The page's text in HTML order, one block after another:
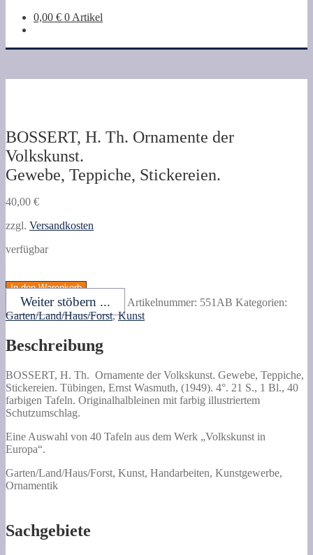
0,00 € 0 Artikel
BOSSERT, H. Th. Ornamente der
Volkskunst.
Gewebe, Teppiche, Stickereien.
40,00 €
zzgl. Versandkosten
verfügbar
H.
Ornamente
der
Gewebe,
Stickereien.
Menge
In den Warenkorb
Weiter stöbern ... Artikelnummer: 551AB Kategorien:
Garten/Land/Haus/Forst,Kunst
Beschreibung
BOSSERT, H. Th. Ornamente der Volkskunst. Gewebe, Teppiche,
Stickereien. Tübingen, Ernst Wasmuth, (1949). 4°. 21 S., 1 Bl., 40
farbigen Tafeln. Originalhalbleinen mit farbig illustriertem
Schutzumschlag.
Eine Auswahl von 40 Tafeln aus dem Werk „Volkskunst in
Europa“.
Garten/Land/Haus/Forst, Kunst, Handarbeiten, Kunstgewerbe,
Ornamentik
Sachgebiete